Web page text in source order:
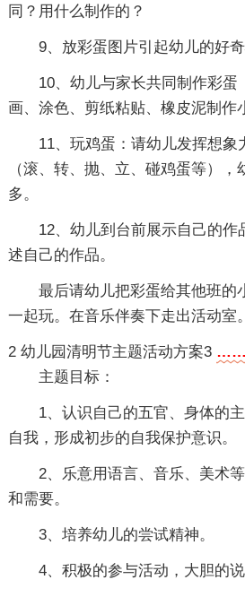
同？用什么制作的？
9、放彩蛋图片引起幼儿的好奇
10、幼儿与家长共同制作彩蛋
画、涂色、剪纸粘贴、橡皮泥制作
11、玩鸡蛋：请幼儿发挥想象
（滚、转、抛、立、碰鸡蛋等）
多。
12、幼儿到台前展示自己的作
述自己的作品。
最后请幼儿把彩蛋给其他班的
一起玩。在音乐伴奏下走出活动室。
2
主题目标：
1、认识自己的五官、身体的
自我，形成初步的自我保护意识。
2、乐意用语言、音乐、美术
和需要。
3、培养幼儿的尝试精神。
4、积极的参与活动，大胆的说
幼儿园清明节主题活动方案3 ……